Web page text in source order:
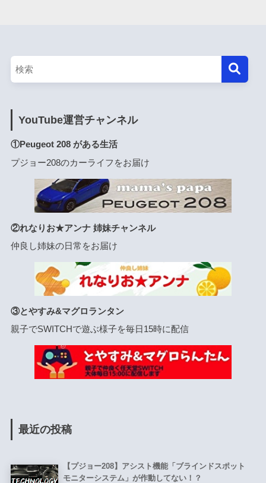
YouTube運営チャンネル
①Peugeot 208 がある生活
プジョー208のカーライフをお届け
②れなりお★アンナ 姉妹チャンネル
仲良し姉妹の日常をお届け
③とやすみ&マグロランタン
親子でSWITCHで遊ぶ様子を毎日15時に配信
最近の投稿
【プジョー208】アシスト機能「ブラインドスポット
モニターシステム」が作動してない！？